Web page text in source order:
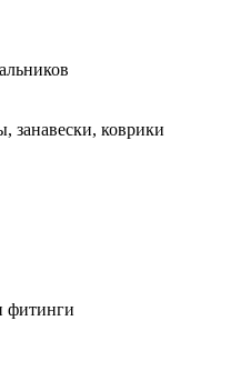
занавески, коврики
фитинги